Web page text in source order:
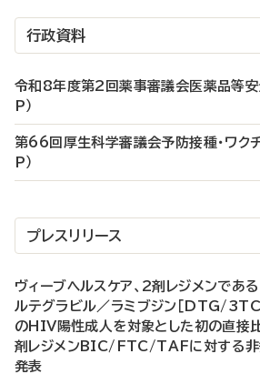
行政資料
令和8年度第2回薬事審議会医薬品等安
P）
第66回厚生科学審議会予防接種・ワク
P）
プレスリリース
ヴィーブヘルスケア、2剤レジメンである
ルテグラビル／ラミブジン［DTG/3TC
のHIV陽性成人を対象とした初の直接
剤レジメンBIC/FTC/TAFに対する非
発表